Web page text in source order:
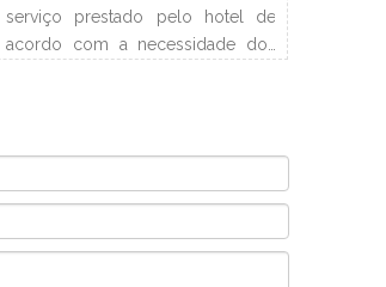
serviço prestado pelo hotel de
acordo com a necessidade dos
de acomodação dos clientes. E
procedimentos de camas extras
em hotéis.